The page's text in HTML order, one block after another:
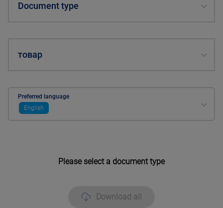
Document type
товар
Preferred language
English
Please select a document type
Download all